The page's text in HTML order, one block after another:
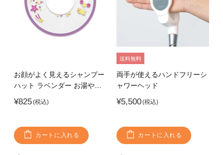
お顔がよく見えるシャンプー
ハット ラベンダー お湯やシ
顔がみえる透明素材
¥825
カートに入れる
送料無料
両手が使えるハンドフリーシ
ャワーヘッド
¥5,500
カートに入れる